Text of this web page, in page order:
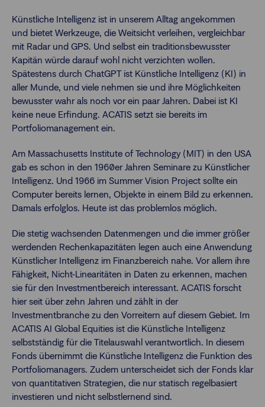
Künstliche Intelligenz ist in unserem Alltag angekommen
und bietet Werkzeuge, die Weitsicht verleihen, vergleichbar
mit Radar und GPS. Und selbst ein traditionsbewusster
Kapitän würde darauf wohl nicht verzichten wollen.
Spätestens durch ChatGPT ist Künstliche Intelligenz (KI) in
aller Munde, und viele nehmen sie und ihre Möglichkeiten
bewusster wahr als noch vor ein paar Jahren. Dabei ist KI
keine neue Erfindung. ACATIS setzt sie bereits im
Portfoliomanagement ein.
Am Massachusetts Institute of Technology (MIT) in den USA
gab es schon in den 1960er Jahren Seminare zu Künstlicher
Intelligenz. Und 1966 im Summer Vision Project sollte ein
Computer bereits lernen, Objekte in einem Bild zu erkennen.
Damals erfolglos. Heute ist das problemlos möglich.
Die stetig wachsenden Datenmengen und die immer größer
werdenden Rechenkapazitäten legen auch eine Anwendung
Künstlicher Intelligenz im Finanzbereich nahe. Vor allem ihre
Fähigkeit, Nicht-Linearitäten in Daten zu erkennen, machen
sie für den Investmentbereich interessant. ACATIS forscht
hier seit über zehn Jahren und zählt in der
Investmentbranche zu den Vorreitern auf diesem Gebiet. Im
ACATIS AI Global Equities ist die Künstliche Intelligenz
selbstständig für die Titelauswahl verantwortlich. In diesem
Fonds übernimmt die Künstliche Intelligenz die Funktion des
Portfoliomanagers. Zudem unterscheidet sich der Fonds klar
von quantitativen Strategien, die nur statisch regelbasiert
investieren und nicht selbstlernend sind.